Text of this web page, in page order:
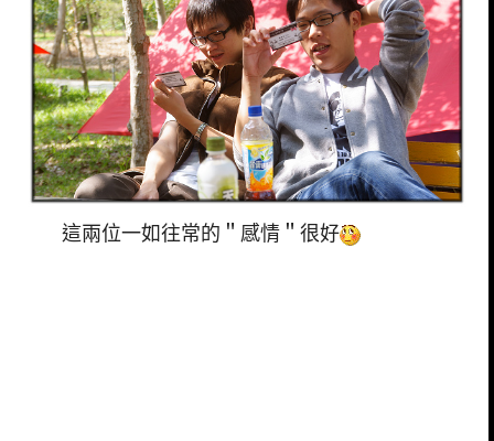
這兩位一如往常的＂感情＂很好